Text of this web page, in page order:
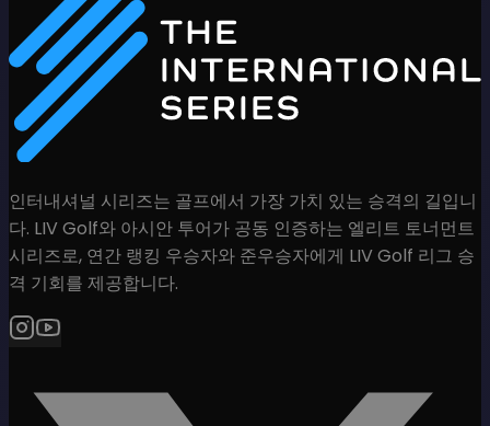
인터내셔널 시리즈는 골프에서 가장 가치 있는 승격의 길입니
다. LIV Golf와 아시안 투어가 공동 인증하는 엘리트 토너먼트
시리즈로, 연간 랭킹 우승자와 준우승자에게 LIV Golf 리그 승
격 기회를 제공합니다.